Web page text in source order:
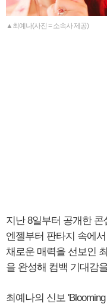
▲최예나(사진 = 소속사 제공)
지난 8일부터 공개한
엔젤부터 판타지 속에
채로운 매력을 선보인
을 완성해 컴백 기대감
최예나의 신보